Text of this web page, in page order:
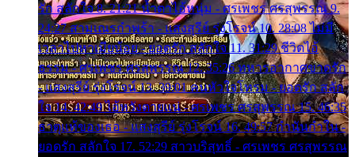
รัก สลักใจ 8. 21:21 น้ำตาไอ้หนุ่ม - ศรเพชร ศรสุพรรณ 9.
24:27 สามเณรกำพร้า - แสงสุรีย์ รุ่งโรจน์ 10. 28:08 ไม่มี
เวลาไปหาเมียน้อย - ยอดรัก สลักใจ 11. 31:29 ชีวิตไอ้
ธรรม - ศรเพชร ศรสุพรรณ 12. 35:26 ทหารอากาศขาดรัก
- แสงสุรีย์ รุ่งโรจน์ 13. 39:01 คนหัวใจโทรม - ยอดรัก สลัก
ใจ 14. 42:49 ไอ้หวังตายแน่ - ศรเพชร ศรสุพรรณ 15. 46:35
ธาตุแท้ของเธอ - แสงสุรีย์ รุ่งโรจน์ 16. 49:57 กำนันกำใน -
ยอดรัก สลักใจ 17. 52:29 สาวบริสุทธิ์ - ศรเพชร ศรสุพรรณ